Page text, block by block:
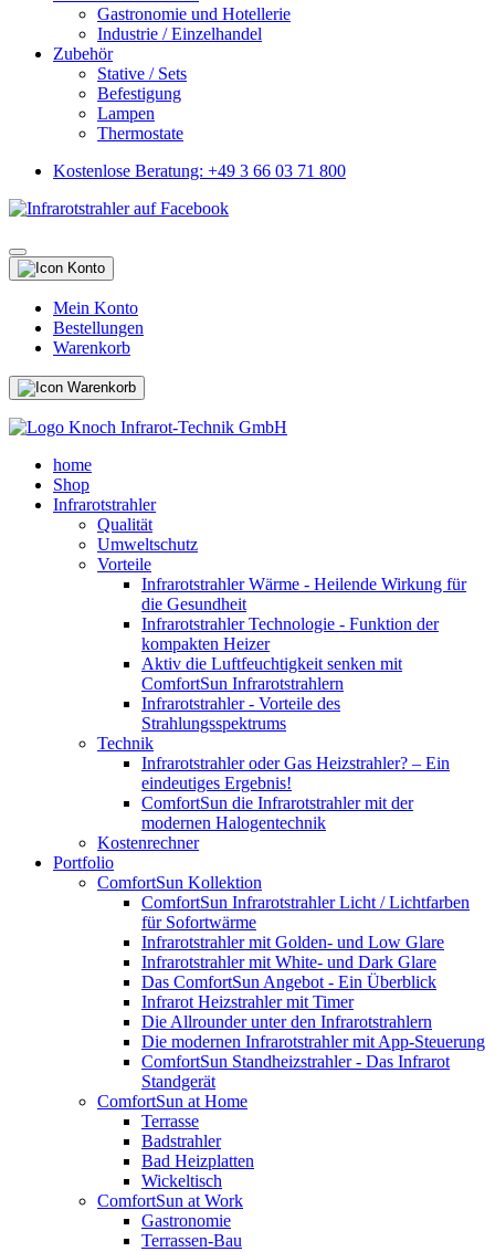
Gastronomie und Hotellerie
Industrie / Einzelhandel
Zubehör
Stative / Sets
Befestigung
Lampen
Thermostate
Kostenlose Beratung: +49 3 66 03 71 800
Mein Konto
Bestellungen
Warenkorb
home
Shop
Infrarotstrahler
Qualität
Umweltschutz
Vorteile
Infrarotstrahler Wärme - Heilende Wirkung für
die Gesundheit
Infrarotstrahler Technologie - Funktion der
kompakten Heizer
Aktiv die Luftfeuchtigkeit senken mit
ComfortSun Infrarotstrahlern
Infrarotstrahler - Vorteile des
Strahlungsspektrums
Technik
Infrarotstrahler oder Gas Heizstrahler? – Ein
eindeutiges Ergebnis!
ComfortSun die Infrarotstrahler mit der
modernen Halogentechnik
Kostenrechner
Portfolio
ComfortSun Kollektion
ComfortSun Infrarotstrahler Licht / Lichtfarben
für Sofortwärme
Infrarotstrahler mit Golden- und Low Glare
Infrarotstrahler mit White- und Dark Glare
Das ComfortSun Angebot - Ein Überblick
Infrarot Heizstrahler mit Timer
Die Allrounder unter den Infrarotstrahlern
Die modernen Infrarotstrahler mit App-Steuerung
ComfortSun Standheizstrahler - Das Infrarot
Standgerät
ComfortSun at Home
Terrasse
Badstrahler
Bad Heizplatten
Wickeltisch
ComfortSun at Work
Gastronomie
Terrassen-Bau